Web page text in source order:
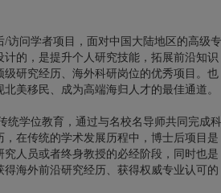
访问学者项目，面对中国大陆地区的高级专
计的，是提升个人研究技能，拓展前沿知识
级研究经历、海外科研岗位的优秀项目。也
美移民、成为高端海归人才的最佳通道。
统学位教育，通过与名校名导师共同完成科
在传统的学术发展历程中，博士后项目是
人员或者终身教授的必经阶段，同时也是
得海外前沿研究经历、获得权威专业认可的